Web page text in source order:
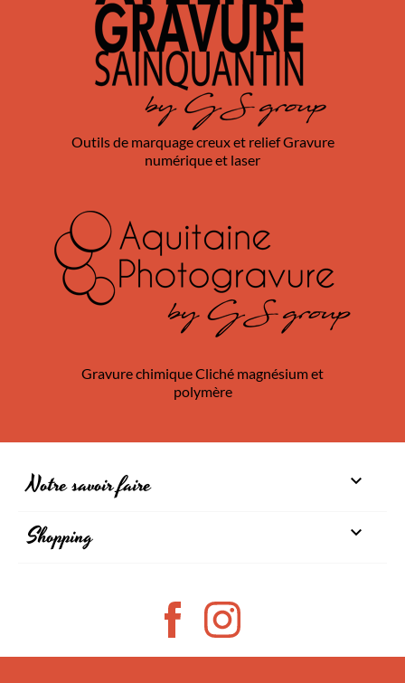
Outils de marquage creux et relief Gravure
numérique et laser
Gravure chimique Cliché magnésium et
polymère
Notre savoir faire 
Shopping 
Facebook